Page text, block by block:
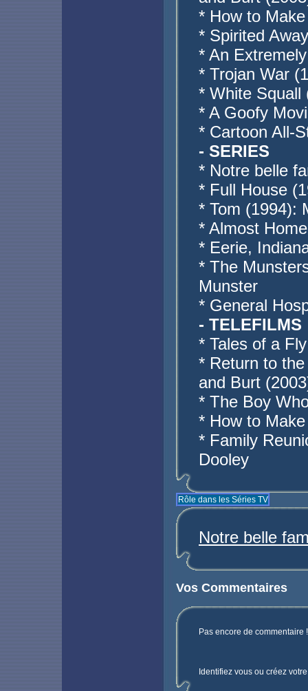
* How to
* Spirited
* An
* Trojan War
* White Squall
* A Goofy
* Cartoon All-
- SERIES
* Notre belle
* Full House
* Tom (1994):
* Almost
* Eerie,
* The
Munster
* General
- TELEFILMS
* Tales of a
* Return to
and Burt
* The Boy
* How to
* Family
Dooley
Rôle dans les Séries TV
Notre belle
Vos Commentaires
Pas encore de commentaire
Identifiez vous ou créez